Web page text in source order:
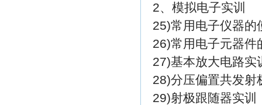
2、模拟电子实训
25)常用电子仪器的
26)常用电子元器件
27)基本放大电路实
28)分压偏置共发射
29)射极跟随器实训